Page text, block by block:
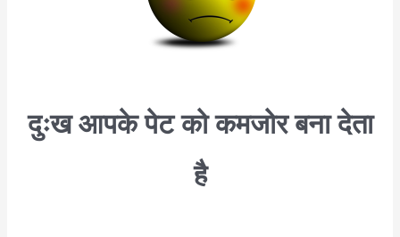
दुःख आपके पेट को कमजोर बना देता
है